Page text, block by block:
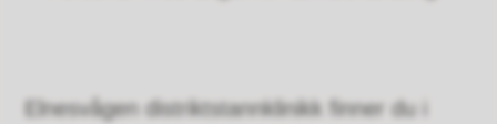
Elnesvågen distriktstannklinikk finner du i